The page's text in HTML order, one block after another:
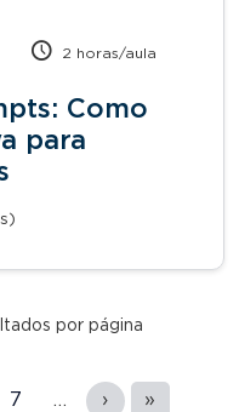
2 horas/aula
Como
para
por página
7 … › »